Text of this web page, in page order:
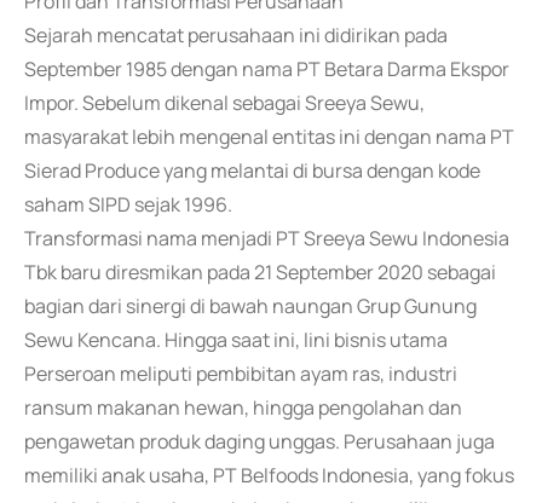
Sejarah mencatat perusahaan ini didirikan pada
September 1985 dengan nama PT Betara Darma Ekspor
Impor. Sebelum dikenal sebagai Sreeya Sewu,
masyarakat lebih mengenal entitas ini dengan nama PT
Sierad Produce yang melantai di bursa dengan kode
saham SIPD sejak 1996.
Transformasi nama menjadi PT Sreeya Sewu Indonesia
Tbk baru diresmikan pada 21 September 2020 sebagai
bagian dari sinergi di bawah naungan Grup Gunung
Sewu Kencana. Hingga saat ini, lini bisnis utama
Perseroan meliputi pembibitan ayam ras, industri
ransum makanan hewan, hingga pengolahan dan
pengawetan produk daging unggas. Perusahaan juga
memiliki anak usaha, PT Belfoods Indonesia, yang fokus